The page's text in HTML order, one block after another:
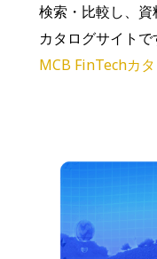
検索・比較し、
カタログサイトで
MCB FinTechカ